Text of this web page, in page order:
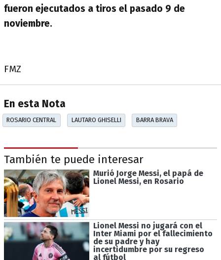
fueron ejecutados a tiros el pasado 9 de
noviembre.
FMZ
En esta Nota
ROSARIO CENTRAL LAUTARO GHISELLI BARRA BRAVA
También te puede interesar
Murió Jorge Messi, el papá de
Lionel Messi, en Rosario
Lionel Messi no jugará con el
Inter Miami por el fallecimiento
de su padre y hay
incertidumbre por su regreso
al fútbol